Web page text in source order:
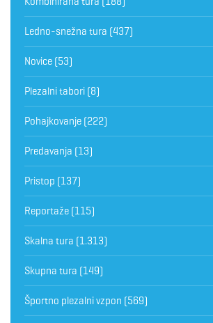
Ledno-snežna tura (437)
Novice (53)
Plezalni tabori (8)
Pohajkovanje (222)
Predavanja (13)
Pristop (137)
Reportaže (115)
Skalna tura (1.313)
Skupna tura (149)
Športno plezalni vzpon (569)